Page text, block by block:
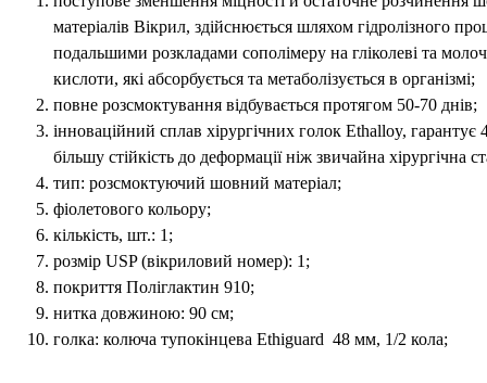
матеріалів Вікрил, здійснюється шляхом гідролізного
подальшими розкладами сополімеру на гліколеві та
кислоти, які абсорбується та метаболізується в організмі;
повне розсмоктування відбувається протягом 50-70 днів;
інноваційний сплав хірургічних голок Ethalloy, гарантує
більшу стійкість до деформації ніж звичайна хірургічна
тип: розсмоктуючий шовний матеріал;
фіолетового кольору;
кількість, шт.: 1;
розмір USP (вікриловий номер): 1;
покриття Поліглактин 910;
нитка довжиною: 90 см;
голка: колюча тупокінцева Ethiguard 48 мм, 1/2 кола;